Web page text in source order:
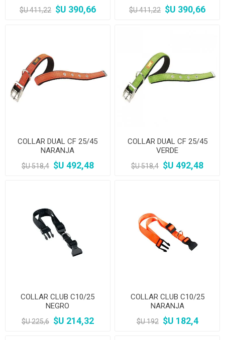
$U 411,22 $U 390,66 $U 411,22 $U 390,66
COLLAR DUAL CF 25/45
NARANJA
$U 518,4 $U 492,48
COLLAR DUAL CF 25/45
VERDE
$U 518,4 $U 492,48
COLLAR CLUB C10/25
NEGRO
$U 225,6 $U 214,32
COLLAR CLUB C10/25
NARANJA
$U 192 $U 182,4